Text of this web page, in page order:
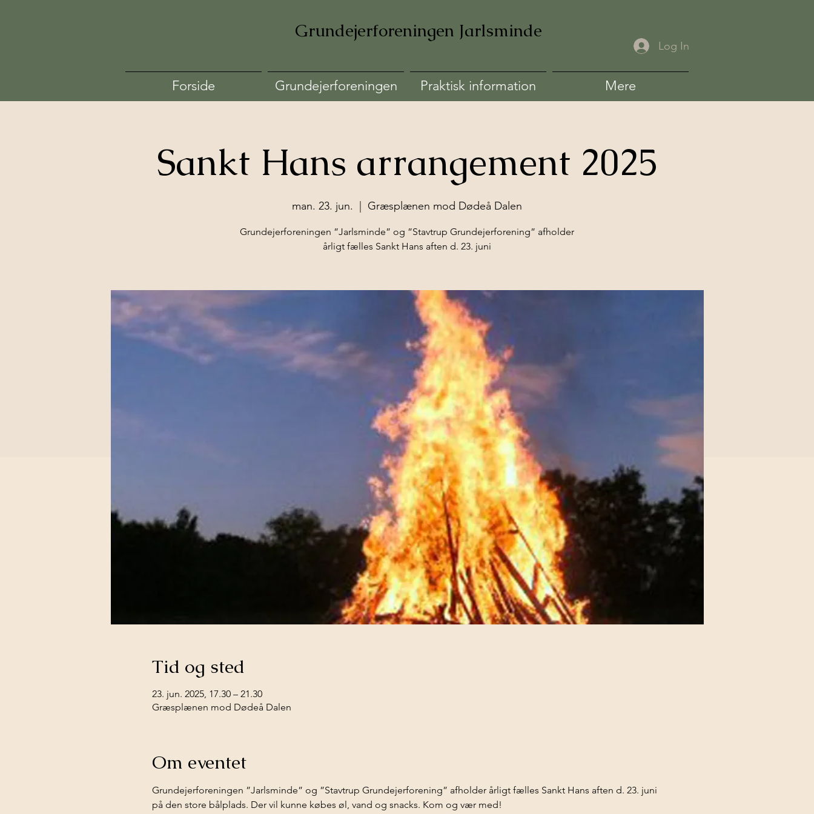
Grundejerforeningen Jarlsminde
Forside Grundejerforeningen Praktisk information Mere
Log In
Sankt Hans arrangement 2025
man. 23. jun. Græsplænen mod Dødeå Dalen
Grundejerforeningen ”Jarlsminde” og ”Stavtrup Grundejerforening” afholder
årligt fælles Sankt Hans aften d. 23. juni
Tid og sted
23. jun. 2025, 17.30 – 21.30
Græsplænen mod Dødeå Dalen
Om eventet
Grundejerforeningen ”Jarlsminde” og ”Stavtrup Grundejerforening” afholder årligt fælles Sankt Hans aften d. 23. juni
på den store bålplads. Der vil kunne købes øl, vand og snacks. Kom og vær med!